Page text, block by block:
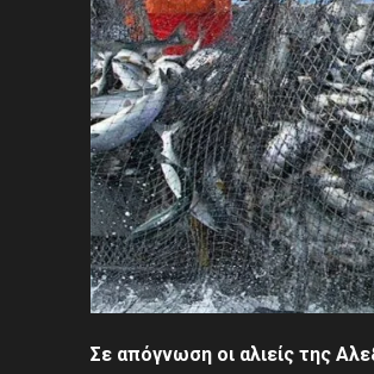
Σε απόγνωση οι αλιείς της